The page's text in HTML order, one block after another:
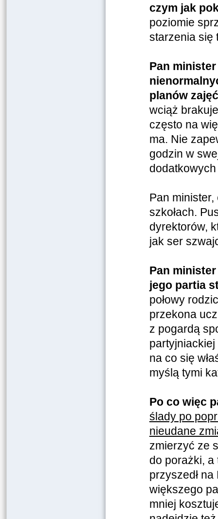
czym jak
poziomie
starzenia się
Pan
planów zajęć
wciąż
często na
ma. Nie
godzin w
Pan minister,
szkołach.
dyrektorów,
jak ser
Pan
jego partia
połowy
przekona
z pogardą
na co się
myślą tymi
Po co więc
ślady po
nieudane
zmierzyć ze
do porażki, a
przyszedł
większego
mniej